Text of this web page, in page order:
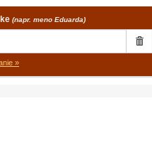
(napr. meno Eduarda)
»